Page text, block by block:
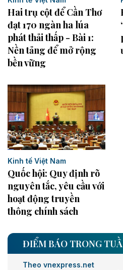
Hai trụ cột để Cần Thơ
đạt 170 ngàn ha lúa
phát thải thấp - Bài 1:
Nền tảng để mở rộng
bền vững
Kinh tế Việt Nam
Quốc hội: Quy định rõ
nguyên tắc, yêu cầu với
hoạt động truyền
thông chính sách
ĐIỂM BÁO TRONG
Theo vnexpress.net